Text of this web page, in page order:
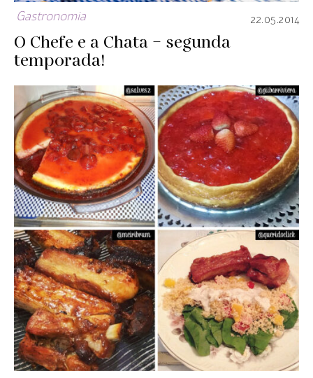
Gastronomia 22.05.2014
O Chefe e a Chata – segunda
temporada!